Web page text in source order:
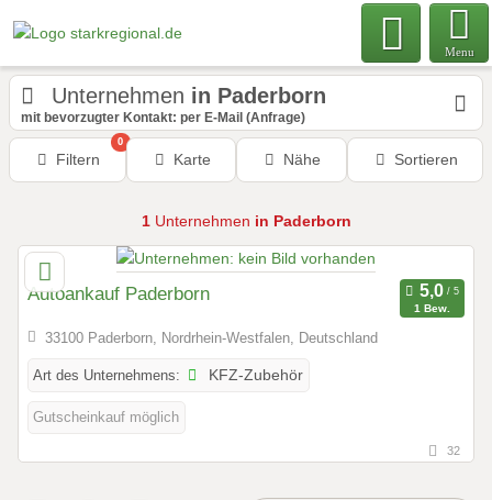
Menu
Unternehmen in Paderborn
mit bevorzugter Kontakt: per E-Mail (Anfrage)
Filtern
0
Karte Nähe Sortieren
1Unternehmen in Paderborn
Autoankauf Paderborn
1 Bew.
33100 Paderborn, Nordrhein-Westfalen, Deutschland
Art des Unternehmens: KFZ-Zubehör
Gutscheinkauf möglich
32